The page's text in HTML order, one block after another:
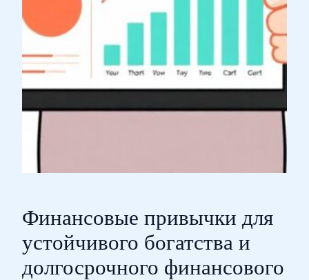
Финансовые привычки для
устойчивого богатства и
долгосрочного финансового